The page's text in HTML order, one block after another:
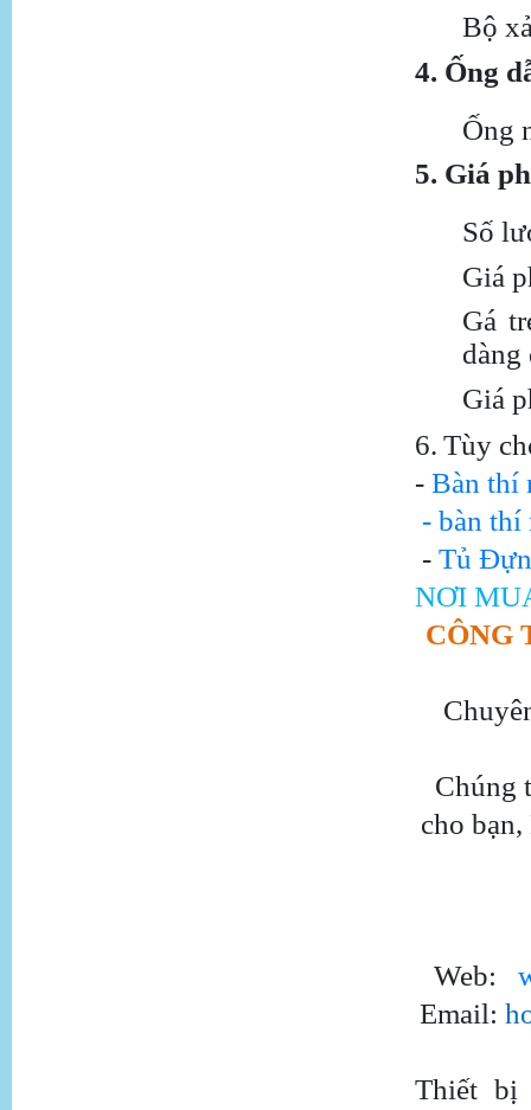
Bộ
4. Ống
Ống
5. Giá
Số
Giá
Gá
dàng
Giá
6. Tùy
- Bàn thí
- bàn thí
- Tủ
NƠI
CÔNG
Chúng
cho
Web:
Email:
Thiết bị